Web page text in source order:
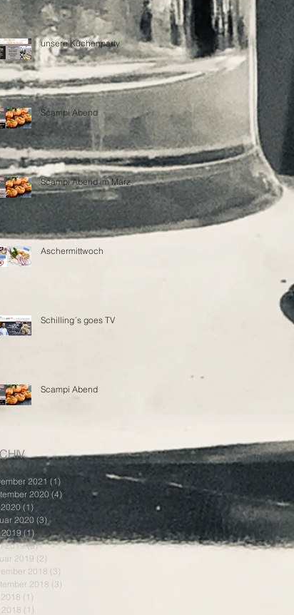
unsere Küchenparty
Scampi Abend
Scampi Abend im März
Aschermittwoch
Schilling´s goes TV
Scampi Abend
2021 (1)
2020 (4) 4 Beiträge
(1)
2020 (3) 3 Beiträge
2019(1)1 Beitrag
2019 (3)3 Beiträge
2019 (2)
2018 (3)
2018 (3)
(1)
(1)